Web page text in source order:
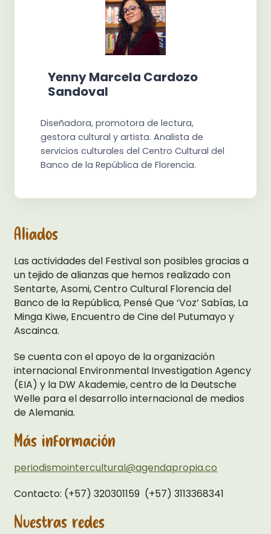
Yenny Marcela Cardozo
Sandoval
Diseñadora, promotora de lectura,
gestora cultural y artista. Analista de
servicios culturales del Centro Cultural del
Banco de la República de Florencia.
Aliados
Las actividades del Festival son posibles gracias a
un tejido de alianzas que hemos realizado con
Sentarte, Asomi, Centro Cultural Florencia del
Banco de la República, Pensé Que ‘Voz’ Sabías, La
Minga Kiwe, Encuentro de Cine del Putumayo y
Ascainca.
Se cuenta con el apoyo de la organización
internacional Environmental Investigation Agency
(EIA) y la DW Akademie, centro de la Deutsche
Welle para el desarrollo internacional de medios
de Alemania.
Más información
periodismointercultural@agendapropia.co
Contacto: (+57) 320301159 (+57) 3113368341
Nuestras redes